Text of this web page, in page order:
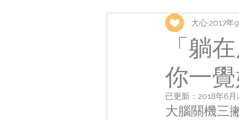
老師問醫問 兒童青少年
「躺
你一
大心 2017年
已更新： 2018年6月
大腦關機三